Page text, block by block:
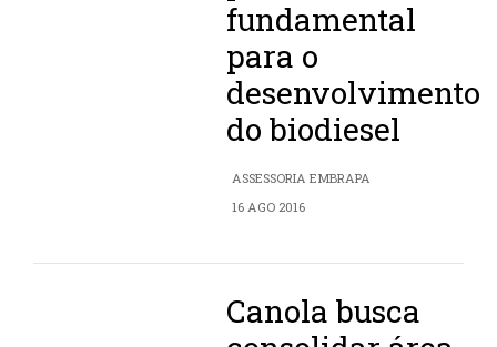
fundamental
para o
desenvolvimento
do biodiesel
ASSESSORIA EMBRAPA
16 AGO 2016
Canola busca